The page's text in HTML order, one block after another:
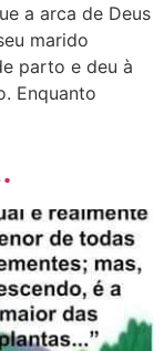
a arca de Deus
marido
parto e deu à
Enquanto